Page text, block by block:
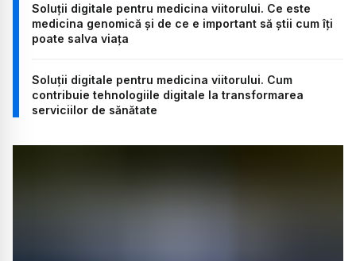
Soluții digitale pentru medicina viitorului. Ce este
medicina genomică și de ce e important să știi cum îți
poate salva viața
Soluții digitale pentru medicina viitorului. Cum
contribuie tehnologiile digitale la transformarea
serviciilor de sănătate